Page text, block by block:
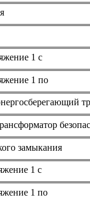
1 с
1 по
замыкания
1 с
1 по